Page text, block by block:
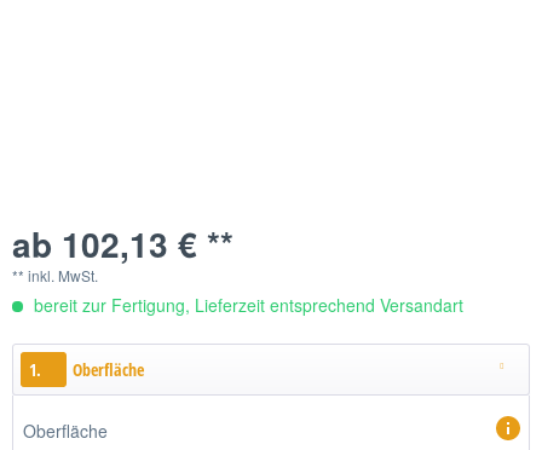
ab 102,13 € **
** inkl. MwSt.
bereit zur Fertigung, Lieferzeit entsprechend Versandart
1. Oberfläche
Oberfläche